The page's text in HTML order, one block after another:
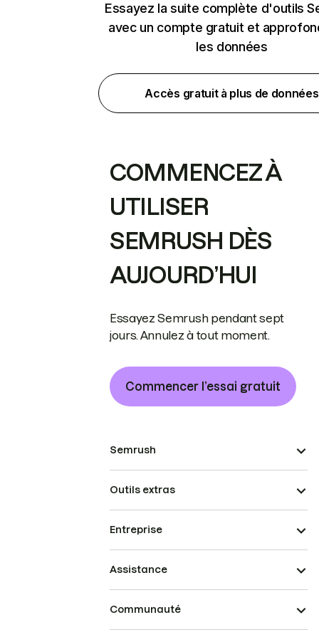
Essayez la suite complète d'outils
avec un compte gratuit et
les données
Accès gratuit à plus de données
COMMENCEZ À
UTILISER
SEMRUSH DÈS
AUJOURD’HUI
Essayez Semrush pendant sept
jours. Annulez à tout moment.
Commencer l’essai gratuit
Semrush
Outils extras
Entreprise
Assistance
Communauté